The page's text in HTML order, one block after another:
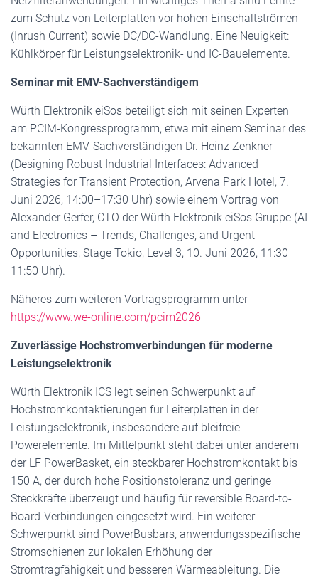
zum Schutz von Leiterplatten vor hohen Einschaltströmen
(Inrush Current) sowie DC/DC-Wandlung. Eine Neuigkeit:
Kühlkörper für Leistungselektronik- und IC-Bauelemente.
Seminar mit EMV-Sachverständigem
Würth Elektronik eiSos beteiligt sich mit seinen Experten
am PCIM-Kongressprogramm, etwa mit einem Seminar des
bekannten EMV-Sachverständigen Dr. Heinz Zenkner
(Designing Robust Industrial Interfaces: Advanced
Strategies for Transient Protection, Arvena Park Hotel, 7.
Juni 2026, 14:00–17:30 Uhr) sowie einem Vortrag von
Alexander Gerfer, CTO der Würth Elektronik eiSos Gruppe (AI
and Electronics – Trends, Challenges, and Urgent
Opportunities, Stage Tokio, Level 3, 10. Juni 2026, 11:30–
11:50 Uhr).
Näheres zum weiteren Vortragsprogramm unter
https://www.we-online.com/pcim2026
Zuverlässige Hochstromverbindungen für moderne
Leistungselektronik
Würth Elektronik ICS legt seinen Schwerpunkt auf
Hochstromkontaktierungen für Leiterplatten in der
Leistungselektronik, insbesondere auf bleifreie
Powerelemente. Im Mittelpunkt steht dabei unter anderem
der LF PowerBasket, ein steckbarer Hochstromkontakt bis
150 A, der durch hohe Positionstoleranz und geringe
Steckkräfte überzeugt und häufig für reversible Board-to-
Board-Verbindungen eingesetzt wird. Ein weiterer
Schwerpunkt sind PowerBusbars, anwendungsspezifische
Stromschienen zur lokalen Erhöhung der
Stromtragfähigkeit und besseren Wärmeableitung. Die